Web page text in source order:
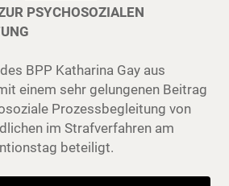
PSYCHOSOZIALEN
BPP Katharina Gay aus
einem sehr gelungenen Beitrag
Prozessbegleitung von
im Strafverfahren am
beteiligt.